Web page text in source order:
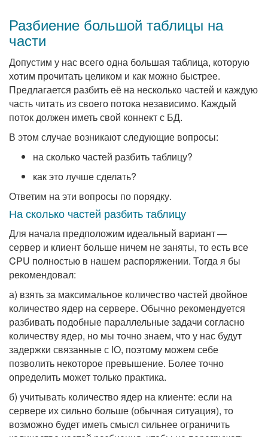
Разбиение большой таблицы на
части
Допустим у нас всего одна большая таблица, которую
хотим прочитать целиком и как можно быстрее.
Предлагается разбить её на несколько частей и каждую
часть читать из своего потока независимо. Каждый
поток должен иметь свой коннект с БД.
В этом случае возникают следующие вопросы:
на сколько частей разбить таблицу?
как это лучше сделать?
Ответим на эти вопросы по порядку.
На сколько частей разбить таблицу
Для начала предположим идеальный вариант —
сервер и клиент больше ничем не заняты, то есть все
CPU полностью в нашем распоряжении. Тогда я бы
рекомендовал:
а) взять за максимальное количество частей двойное
количество ядер на сервере. Обычно рекомендуется
разбивать подобные параллельные задачи согласно
количеству ядер, но мы точно знаем, что у нас будут
задержки связанные с IO, поэтому можем себе
позволить некоторое превышение. Более точно
определить может только практика.
б) учитывать количество ядер на клиенте: если на
сервере их сильно больше (обычная ситуация), то
возможно будет иметь смысл сильнее ограничить